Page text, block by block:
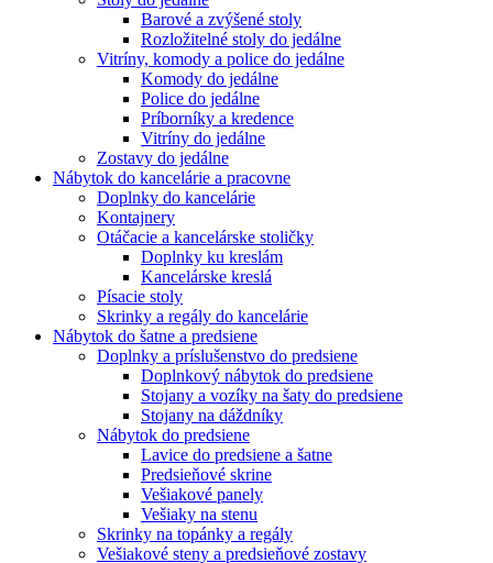
Barové a zvýšené stoly
Rozložitelné stoly do jedálne
Vitríny, komody a police do jedálne
Komody do jedálne
Police do jedálne
Príborníky a kredence
Vitríny do jedálne
Zostavy do jedálne
Nábytok do kancelárie a pracovne
Doplnky do kancelárie
Kontajnery
Otáčacie a kancelárske stoličky
Doplnky ku kreslám
Kancelárske kreslá
Písacie stoly
Skrinky a regály do kancelárie
Nábytok do šatne a predsiene
Doplnky a príslušenstvo do predsiene
Doplnkový nábytok do predsiene
Stojany a vozíky na šaty do predsiene
Stojany na dáždníky
Nábytok do predsiene
Lavice do predsiene a šatne
Predsieňové skrine
Vešiakové panely
Vešiaky na stenu
Skrinky na topánky a regály
Vešiakové steny a predsieňové zostavy